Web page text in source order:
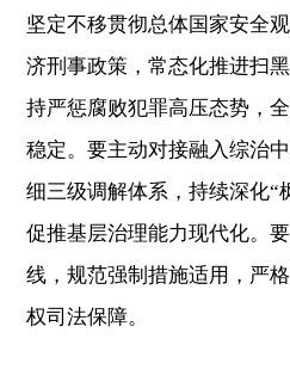
坚定不移贯彻总体国家安全
济刑事政策，常态化推进扫
持严惩腐败犯罪高压态势，
稳定。要主动对接融入综治
细三级调解体系，持续深化“
促推基层治理能力现代化。
线，规范强制措施适用，严
权司法保障。